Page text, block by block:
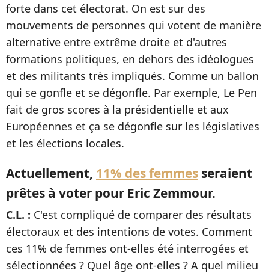
forte dans cet électorat. On est sur des
mouvements de personnes qui votent de manière
alternative entre extrême droite et d'autres
formations politiques, en dehors des idéologues
et des militants très impliqués. Comme un ballon
qui se gonfle et se dégonfle. Par exemple, Le Pen
fait de gros scores à la présidentielle et aux
Européennes et ça se dégonfle sur les législatives
et les élections locales.
Actuellement, 11% des femmes seraient
prêtes à voter pour Eric Zemmour.
C.L. : C'est compliqué de comparer des résultats
électoraux et des intentions de votes. Comment
ces 11% de femmes ont-elles été interrogées et
sélectionnées ? Quel âge ont-elles ? A quel milieu